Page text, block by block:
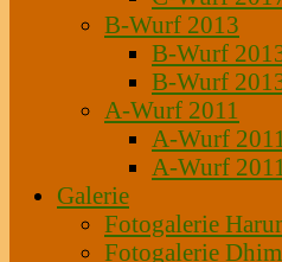
B-Wurf 2013
B-Wurf
B-Wurf
A-Wurf 2011
A-Wurf
A-Wurf
Galerie
Fotogalerie
Fotogalerie